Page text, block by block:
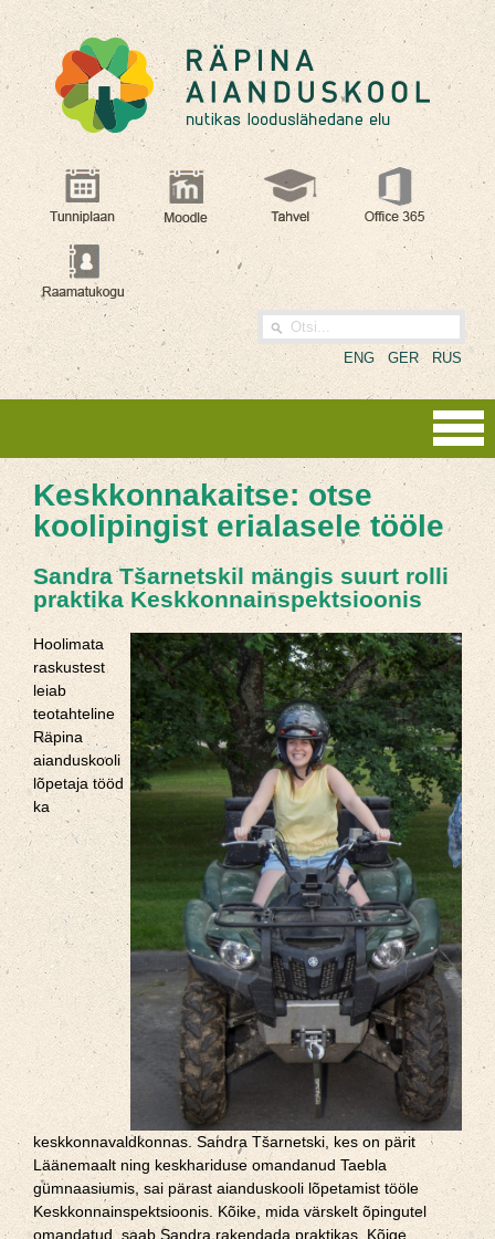
ENG GER RUS
Keskkonnakaitse: otse
koolipingist erialasele tööle
Sandra Tšarnetskil mängis suurt rolli
praktika Keskkonnainspektsioonis
Hoolimata
raskustest
leiab
teotahteline
Räpina
aianduskooli
lõpetaja tööd
ka
keskkonnavaldkonnas. Sandra Tšarnetski, kes on pärit
Läänemaalt ning keskhariduse omandanud Taebla
gümnaasiumis, sai pärast aianduskooli lõpetamist tööle
Keskkonnainspektsioonis. Kõike, mida värskelt õpingutel
omandatud, saab Sandra rakendada praktikas. Kõige